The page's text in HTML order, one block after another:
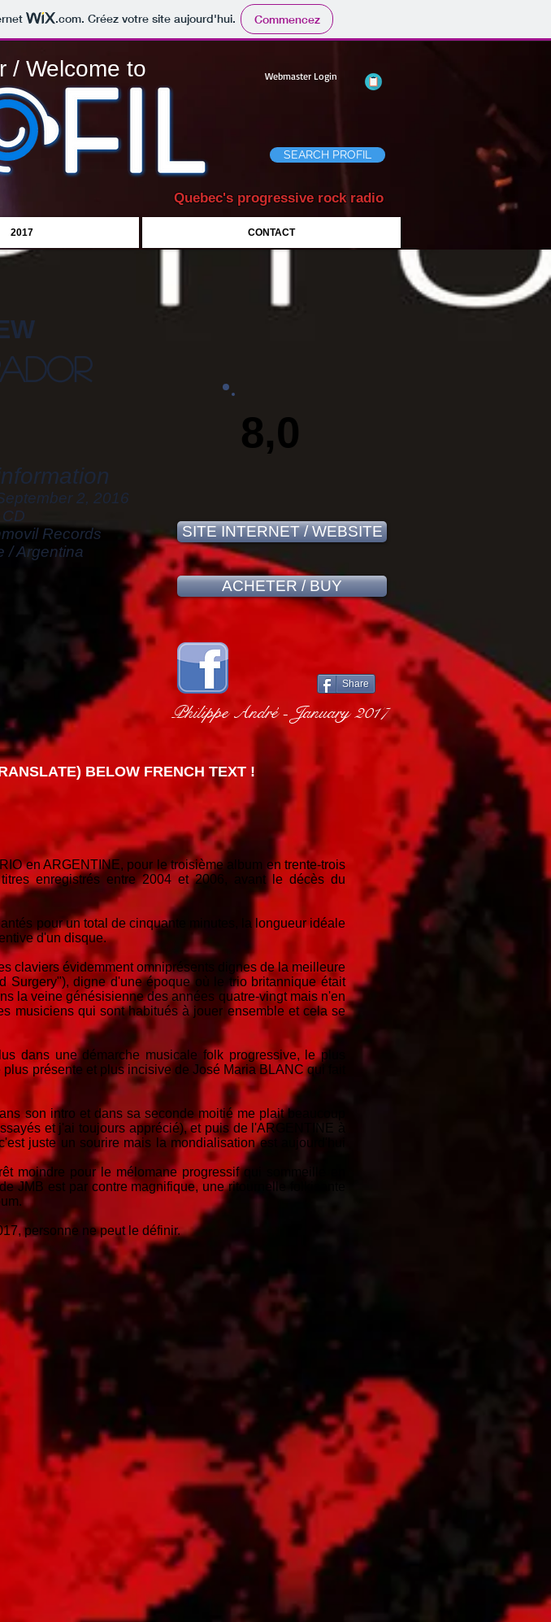
.com. Créez votre site aujourd'hui. Commencez
/ Welcome to Webmaster Login
Quebec's progressive rock radio
SEARCH PROFIL
2, 2016
Records
/ Argentina
8,0
SITE INTERNET / WEBSITE
ACHETER / BUY
Share
Philippe André - January 2017
BELOW FRENCH TEXT !
en ARGENTINE, pour le troisième album en trente-trois
enregistrés entre 2004 et 2006, avant le décès du
pour un total de cinquante minutes, la longueur idéale
d'un disque.
claviers évidemment omniprésents dignes de la meilleure
Surgery"), digne d'une époque où le trio britannique était
la veine génésisienne des années quatre-vingt mais n'en
musiciens qui sont habitués à jouer ensemble et cela se
dans une démarche musicale folk progressive, le plus
présente et plus incisive de José Maria BLANC qui fait
son intro et dans sa seconde moitié me plait beaucoup
et j'ai toujours apprécié), et puis de l'ARGENTINE à
juste un sourire mais la mondialisation est aujourd'hui
moindre pour le mélomane progressif qui sommeille en
JMB est par contre magnifique, une ritournelle folkisante
personne ne peut le définir.
2017 CONTACT